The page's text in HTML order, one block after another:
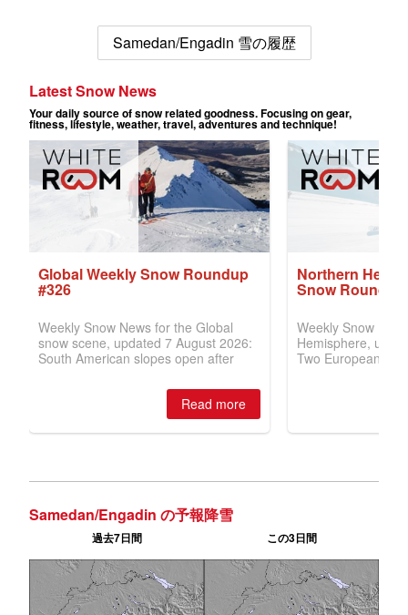
Samedan/Engadin 雪の履歴
Samedan/Engadin の予報降雪
過去7日間 この3日間